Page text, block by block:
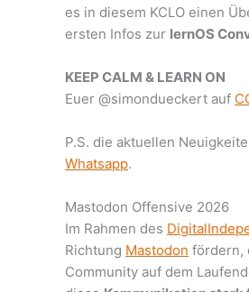
es in diesem KCLO einen
ersten Infos zur lernOS
KEEP CALM & LEARN ON
Euer @simondueckert auf
P.S. die aktuellen
Whatsapp.
Mastodon Offensive 2026
Im Rahmen des
Richtung Mastodon fördern,
Community auf dem